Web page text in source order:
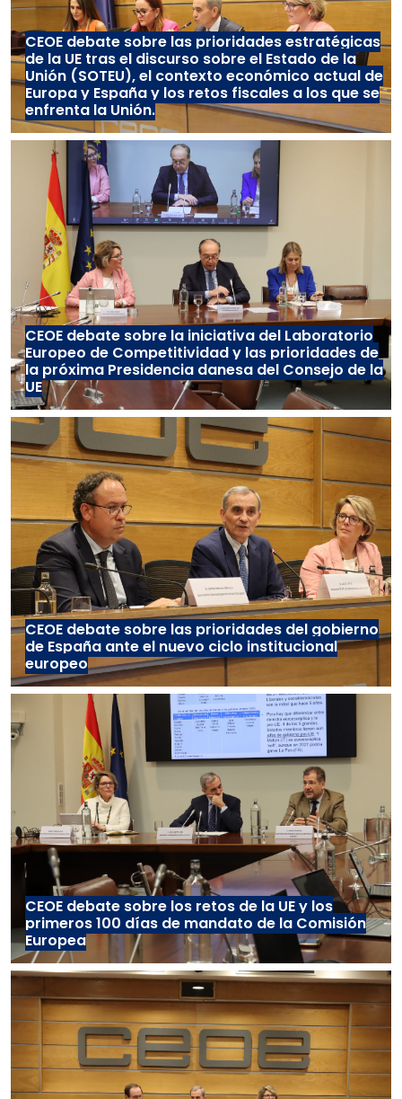
CEOE debate sobre las prioridades estratégicas
de la UE tras el discurso sobre el Estado de la
Unión (SOTEU), el contexto económico actual de
Europa y España y los retos fiscales a los que se
enfrenta la Unión.
CEOE debate sobre la iniciativa del Laboratorio
Europeo de Competitividad y las prioridades de
la próxima Presidencia danesa del Consejo de la
UE
CEOE debate sobre las prioridades del gobierno
de España ante el nuevo ciclo institucional
europeo
CEOE debate sobre los retos de la UE y los
primeros 100 días de mandato de la Comisión
Europea